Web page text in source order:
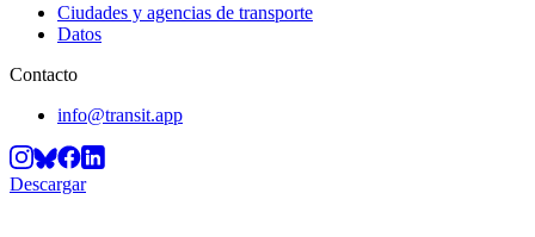
Ciudades y agencias de transporte
Datos
Contacto
info@transit.app
Descargar